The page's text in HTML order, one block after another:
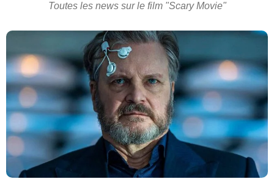
Toutes les news sur le film "Scary Movie"